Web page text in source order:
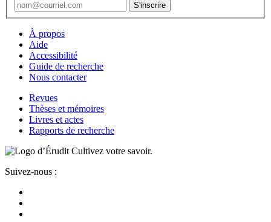
À propos
Aide
Accessibilité
Guide de recherche
Nous contacter
Revues
Thèses et mémoires
Livres et actes
Rapports de recherche
Cultivez votre savoir.
Suivez-nous :